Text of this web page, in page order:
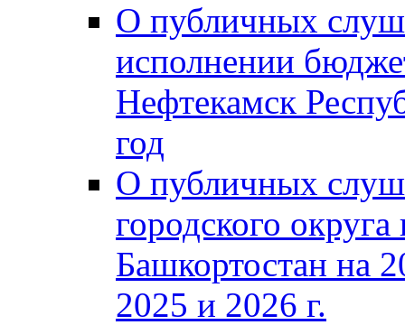
О публичных
исполнении
Нефтекамск
год
О публичных
городского
Башкортостан на
2025 и 2026 г.